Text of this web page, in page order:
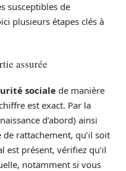
susceptibles de
plusieurs étapes clés à
assurée
sociale de manière
est exact. Par la
d’abord) ainsi
rattachement, qu’il soit
est présent, vérifiez qu’il
notamment si vous